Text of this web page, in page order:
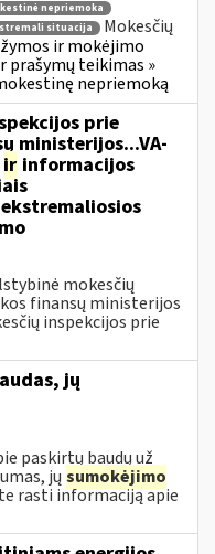
nepriemoka
situacija
Mokesčių
ir mokėjimo
prašymų teikimas »
nepriemoką
prie
ministerijos...VA-
ir informacijos
mokesčių
finansų ministerijos
inspekcijos prie
jų
paskirtų baudų už
jų sumokėjimo
rasti informaciją apie